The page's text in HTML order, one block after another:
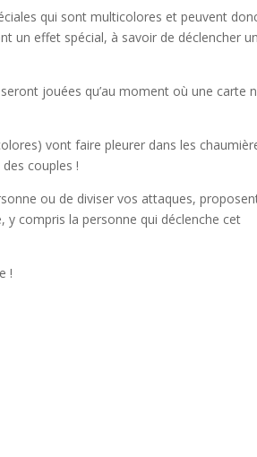
qui sont multicolores et peuvent
un effet spécial, à savoir de déclencher un
jouées qu’au moment où une carte
vont faire pleurer dans les
couples !
ou de diviser vos attaques,
y compris la personne qui déclenche cet
!